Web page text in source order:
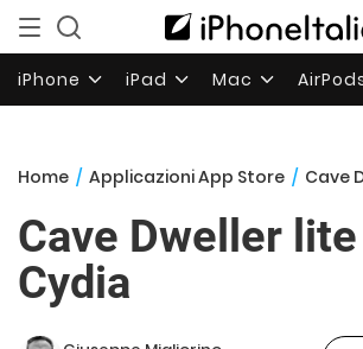
iPhone iPad Mac
Home / Applicazioni App Store / Cave
Cave Dweller
Cydia